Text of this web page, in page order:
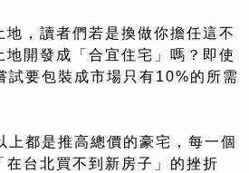
，讀者們若是換做你擔任這不
開發成「合宜住宅」嗎？即使
試要包裝成市場只有10%的所需
都是推高總價的豪宅，每一個
台北買不到新房子」的挫折